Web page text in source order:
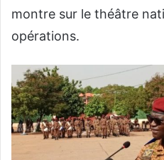
montre sur le théâtre
opérations.